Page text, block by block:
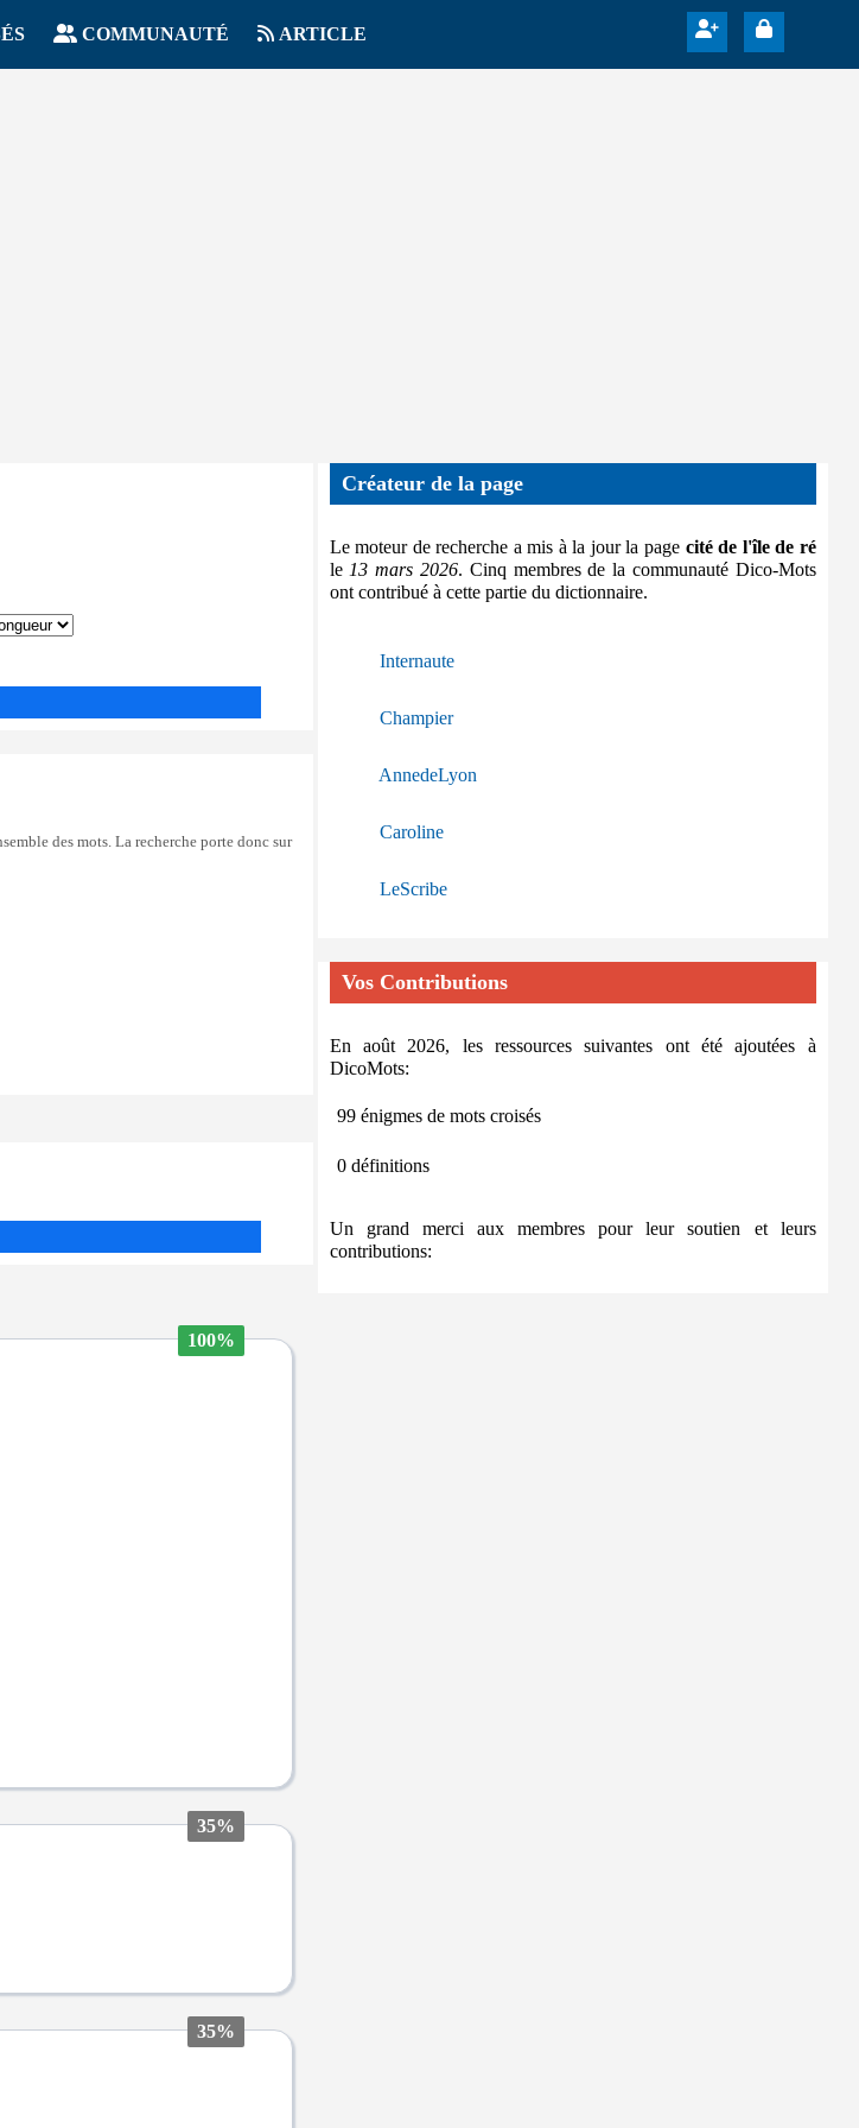
COMMUNAUTÉ ARTICLE
des mots. La recherche porte donc sur
100%
35%
35%
Créateur de la page
Le moteur de recherche a mis à la jour la page cité de l'île de ré
le 13 mars 2026. Cinq membres de la communauté Dico-Mots
ont contribué à cette partie du dictionnaire.
Internaute
Champier
AnnedeLyon
Caroline
LeScribe
Vos Contributions
En août 2026, les ressources suivantes ont été ajoutées à
DicoMots:
99 énigmes de mots croisés
0 définitions
Un grand merci aux membres pour leur soutien et leurs
contributions: